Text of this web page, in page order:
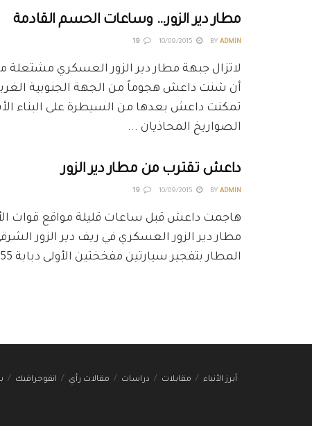
مطار دير الزور… وساعات الحسم القادمة
BY ADMIN
لاتزال جبهة مطار دير الزور العسكري مشتعلة
أن شنت داعش هجوماً من الجهة الجنوبية
تمكنت داعش بعدها من السيطرة على البناء
الصواريخ المحاذيان ...
داعش تقترب من مطار دير الزور
BY ADMIN
هاجمت داعش قبل ساعات قليلة مواقع قوات
مطار دير الزور العسكري في ريف دير الزور
المطار بتفجير سيارتين مفخختين الأولى دبابة t55 من جهة ...
أبرز الأنباء مقابلات دراسات مقالات رأي انفوجرافيك